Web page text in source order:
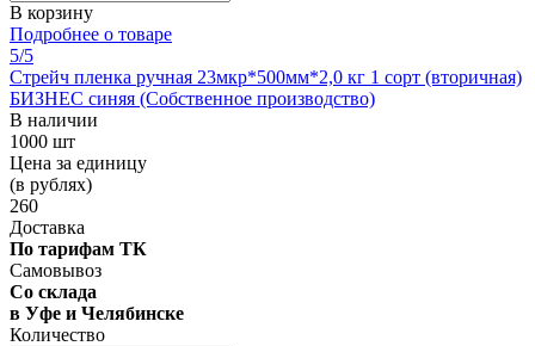
В корзину
Подробнее о товаре
5/5
Стрейч пленка ручная 23мкр*500мм*2,0 кг 1 сорт (вторичная)
БИЗНЕС синяя (Собственное производство)
В наличии
1000 шт
Цена за единицу
(в рублях)
260
Доставка
По тарифам ТК
Самовывоз
Со склада
в Уфе и Челябинске
Количество